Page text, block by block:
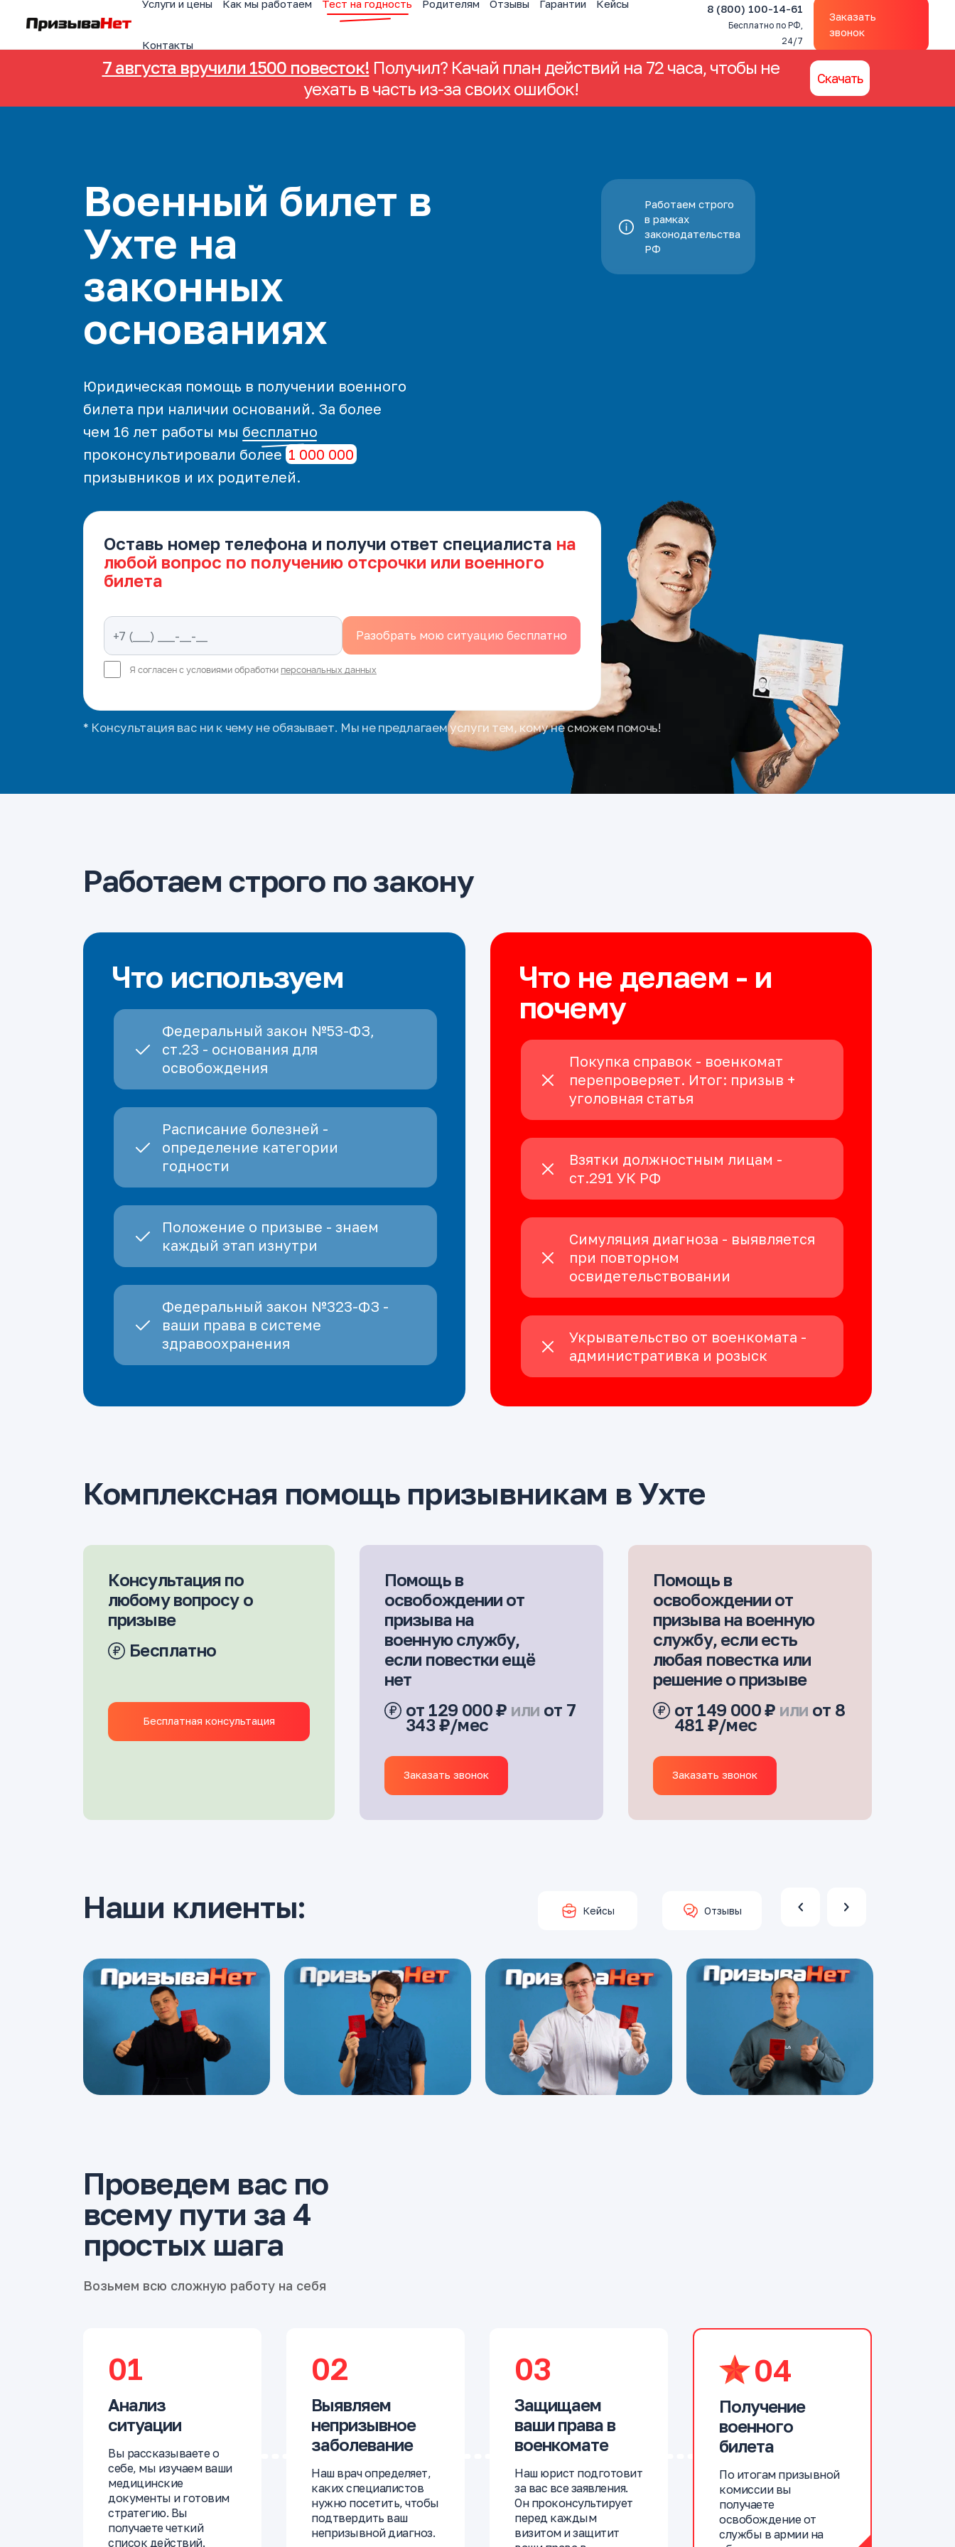
Услуги и цены Как мы работаем Тест на годность Родителям Отзывы Гарантии Кейсы
Контакты
8 (800) 100-14-61
Бесплатно по РФ,
24/7
Заказать
звонок
7 августа вручили 1500 повесток! Получил? Качай план действий на 72 часа, чтобы не
уехать в часть из-за своих ошибок!
Скачать
Военный билет в
Ухте на
законных
основаниях
Юридическая помощь в получении военного
билета при наличии оснований. За более
чем 16 лет работы мы бесплатно
проконсультировали более 1 000 000
призывников и их родителей.
Оставь номер телефона и получи ответ специалиста на
любой вопрос по получению отсрочки или военного
билета
Я согласен с условиями обработки персональных данных
Работаем строго
в рамках
законодательства
РФ
* Консультация вас ни к чему не обязывает. Мы не предлагаем услуги тем, кому не сможем помочь!
Работаем строго по закону
Что используем
Федеральный закон №53-ФЗ,
ст.23 - основания для
освобождения
Расписание болезней -
определение категории
годности
Положение о призыве - знаем
каждый этап изнутри
Федеральный закон №323-ФЗ -
ваши права в системе
здравоохранения
Что не делаем - и
почему
Покупка справок - военкомат
перепроверяет. Итог: призыв +
уголовная статья
Взятки должностным лицам -
ст.291 УК РФ
Симуляция диагноза - выявляется
при повторном
освидетельствовании
Укрывательство от военкомата -
административка и розыск
Комплексная помощь призывникам в Ухте
Консультация по
любому вопросу о
призыве
Бесплатно
Бесплатная консультация
Помощь в
освобождении от
призыва на
военную службу,
если повестки ещё
нет
от 129 000 ₽ или от 7
343 ₽/мес
Заказать звонок
Помощь в
освобождении от
призыва на военную
службу, если есть
любая повестка или
решение о призыве
от 149 000 ₽ или от 8
481 ₽/мес
Заказать звонок
Наши клиенты: Кейсы Отзывы
Проведем вас по
всему пути за 4
простых шага
Возьмем всю сложную работу на себя
01
Анализ
ситуации
Вы рассказываете о
себе, мы изучаем ваши
медицинские
документы и готовим
стратегию. Вы
получаете четкий
список действий.
02
Выявляем
непризывное
заболевание
Наш врач определяет,
каких специалистов
нужно посетить, чтобы
подтвердить ваш
непризывной диагноз.
03
Защищаем
ваши права в
военкомате
Наш юрист подготовит
за вас все заявления.
Он проконсультирует
перед каждым
визитом и защитит
04
Получение
военного
билета
По итогам призывной
комиссии вы
получаете
освобождение от
службы в армии на